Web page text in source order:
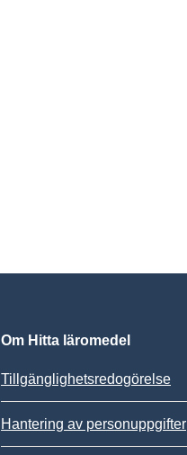
Om Hitta läromedel
Tillgänglighetsredogörelse
Hantering av personuppgifter